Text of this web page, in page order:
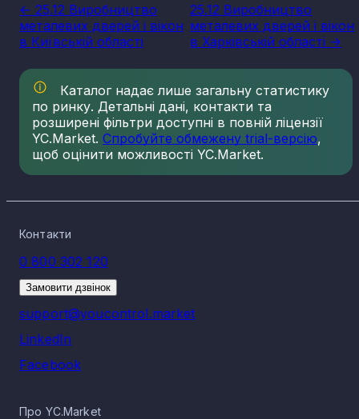
<- 25.12 Виробництво
металевих дверей і вікон
в Київській області
25.12 Виробництво
металевих дверей і вікон
в Харківській області ->
Каталог надає лише загальну статистику
по ринку. Детальні дані, контакти та
розширені фільтри доступні в повній ліцензії
YC.Market. Спробуйте обмежену trial-версію,
щоб оцінити можливості YC.Market.
Контакти
0 800 302 120
Замовити дзвінок
support@youcontrol.market
LinkedIn
Facebook
Про YC.Market